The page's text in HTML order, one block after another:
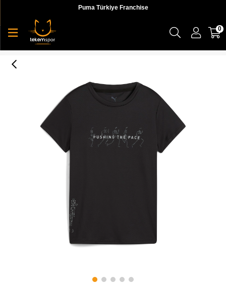
Puma Türkiye Franchise
0